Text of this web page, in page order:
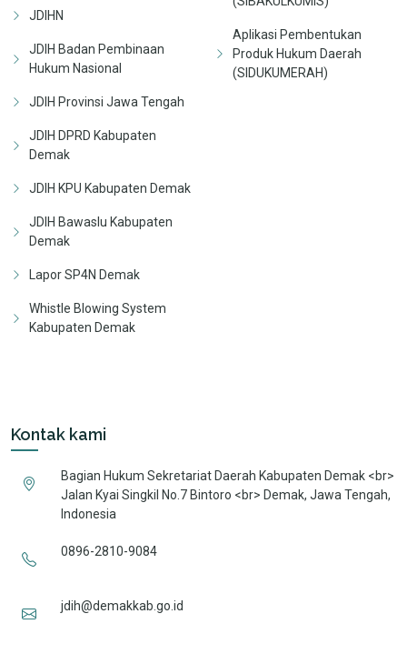
JDIHN
JDIH Badan Pembinaan
Hukum Nasional
JDIH Provinsi Jawa Tengah
JDIH DPRD Kabupaten
Demak
JDIH KPU Kabupaten Demak
JDIH Bawaslu Kabupaten
Demak
Lapor SP4N Demak
Whistle Blowing System
Kabupaten Demak
Aplikasi Pembentukan
Produk Hukum Daerah
(SIDUKUMERAH)
Kontak kami
Bagian Hukum Sekretariat Daerah Kabupaten Demak <br>
Jalan Kyai Singkil No.7 Bintoro <br> Demak, Jawa Tengah,
Indonesia
0896-2810-9084
jdih@demakkab.go.id